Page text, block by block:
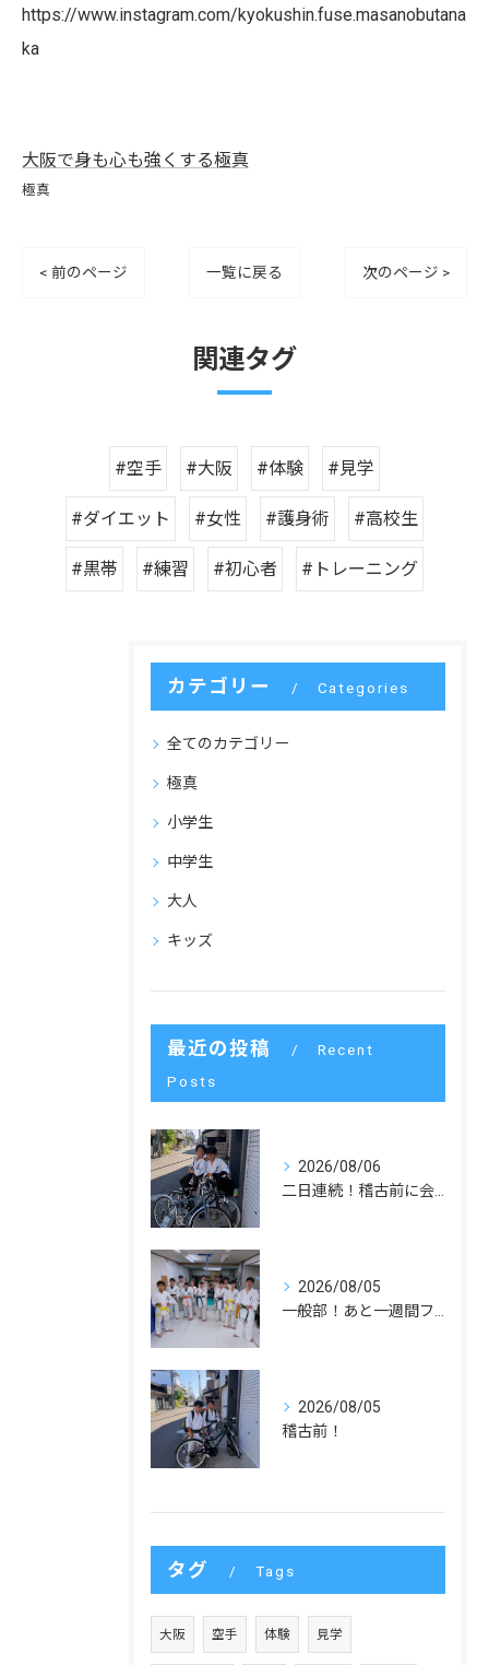
https://www.instagram.com/kyokushin.fuse.masanobutana
ka
大阪で身も心も強くする極真
極真
< 前のページ 一覧に戻る 次のページ >
関連タグ
#空手 #大阪 #体験 #見学
#ダイエット #女性 #護身術 #高校生
#黒帯 #練習 #初心者 #トレーニング
カテゴリー Categories
全てのカテゴリー
極真
小学生
中学生
大人
キッズ
最近の投稿
Recent
Posts
2026/08/06
2026/08/05
2026/08/05
稽古前！
タグ Tags
大阪 空手 体験 見学